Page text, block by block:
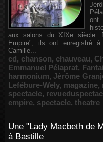
aux salons du XIXe siècle.
Empire", ils ont enregistré
Camille...
cd, chanson, chauveau,
Emmanuel Pélaprat,
harmonium, Jérôme
Lefébure-Wely, magazine,
spectacle,
empire, spectacle, theatre
Une "Lady Macbeth de
à Bastille